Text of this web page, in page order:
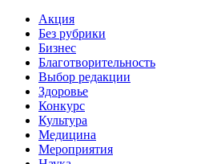
Акция
Без рубрики
Бизнес
Благотворительность
Выбор редакции
Здоровье
Конкурс
Культура
Медицина
Мероприятия